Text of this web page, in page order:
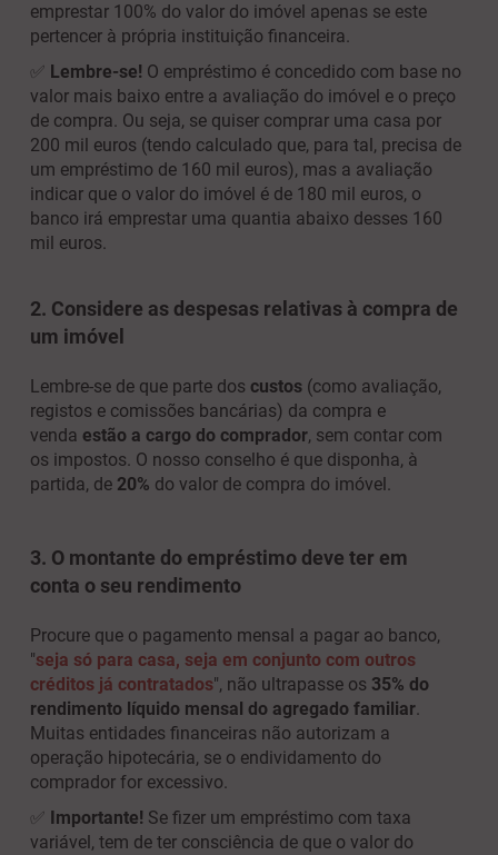
emprestar 100% do valor do imóvel apenas se este
pertencer à própria instituição financeira.
✅ Lembre-se! O empréstimo é concedido com base no
valor mais baixo entre a avaliação do imóvel e o preço
de compra. Ou seja, se quiser comprar uma casa por
200 mil euros (tendo calculado que, para tal, precisa de
um empréstimo de 160 mil euros), mas a avaliação
indicar que o valor do imóvel é de 180 mil euros, o
banco irá emprestar uma quantia abaixo desses 160
mil euros.
2. Considere as despesas relativas à compra de
um imóvel
Lembre-se de que parte dos custos (como avaliação,
registos e comissões bancárias) da compra e
venda estão a cargo do comprador, sem contar com
os impostos. O nosso conselho é que disponha, à
partida, de 20% do valor de compra do imóvel.
3. O montante do empréstimo deve ter em
conta o seu rendimento
Procure que o pagamento mensal a pagar ao banco,
"seja só para casa, seja em conjunto com outros
créditos já contratados", não ultrapasse os 35% do
rendimento líquido mensal do agregado familiar.
Muitas entidades financeiras não autorizam a
operação hipotecária, se o endividamento do
comprador for excessivo.
✅ Importante! Se fizer um empréstimo com taxa
variável, tem de ter consciência de que o valor do